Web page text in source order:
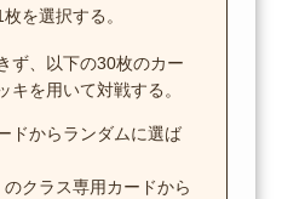
を選択する。
ず、以下の30枚のカー
キを用いて対戦する。
ドからランダムに選ば
のクラス専用カードから